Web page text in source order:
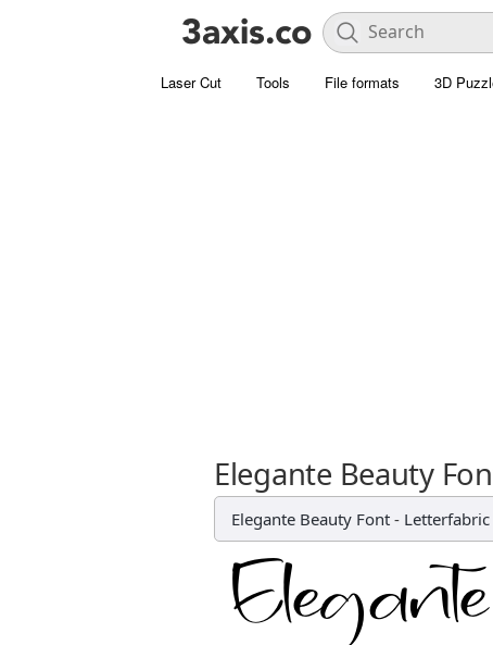
Laser Cut Tools File formats 3D
Elegante Beauty
Elegante Beauty Font -